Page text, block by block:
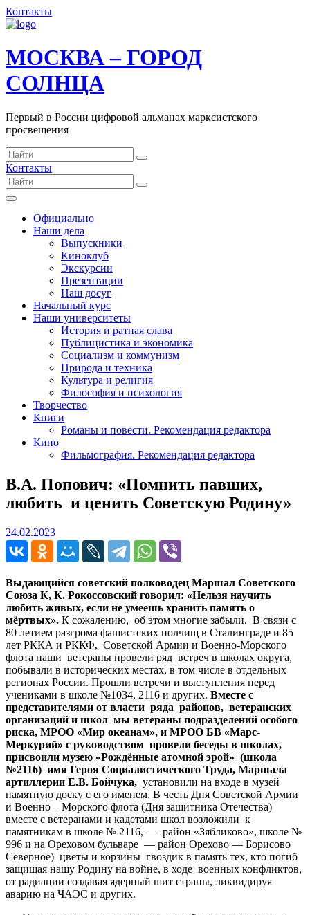
Контакты
МОСКВА – ГОРОД
СОЛНЦА
Первый в России цифровой альманах марксистского
просвещения
Контакты
Официально
Наши дела
Выпускники
Киноклуб
Экскурсии
Презентации
Наш досуг
Начальный курс
Наши университеты
История и ратная слава
Публицистика и экономика
Социализм и коммунизм
Природа и техника
Культура и религия
Философия и психология
Творчество
Книги
Романы и повести. Рекомендация редактора
Кино
Фильмография. Рекомендация редактора
В.А. Попович: «Помнить павших,
любить и ценить Советскую Родину»
24.02.202324.02.2023
Выдающийся советский полководец Маршал Советского
Союза К, К. Рокоссовский говорил: «Нельзя научить
любить живых, если не умеешь хранить память о
мёртвых». К сожалению, об этом многие забыли. В связи с
80 летием разгрома фашистских полчищ в Сталинграде и 85
лет РККА и РККФ, Советской Армии и Военно-Морского
флота наши ветераны провели ряд встреч в школах округа,
побывали в исторических местах, в том числе в отдельных
регионах России. Прошли встречи и выступления перед
учениками в школе №1034, 2116 и других. Вместе с
представителями от власти ряда районов, ветеранских
организаций и школ мы ветераны подразделений особого
риска, МРОО «Мир океанам», и МРОО БВ «Марс-
Меркурий» с руководством провели беседы в школах,
присвоили музею «Рождённые атомной эрой» (школа
№2116) имя Героя Социалистического Труда, Маршала
артиллерии Е.В. Бойчука, установили на входе в музей
памятную доску с его именем. В честь Дня Советской Армии
и Военно – Морского флота (Дня защитника Отечества)
вместе с ветеранами и кадетами школ возложили к
памятникам в школе № 2116, — район «Зябликово», школе №
996 и на Ореховом бульваре — район Орехово — Борисово
Северное) цветы и корзины гвоздик в память тех, кто погиб
защищая нашу Родину на войне, в ходе военных конфликтов,
от радиации создавая ядерный шит страны, ликвидируя
аварию на ЧАЭС и других.